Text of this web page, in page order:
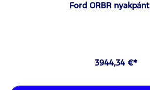
Ford ORBR nyakpánt
3944,34 €*